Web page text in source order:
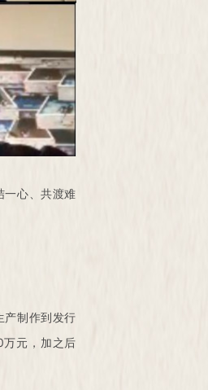
一心、共渡难
产制作到发行
元，加之后